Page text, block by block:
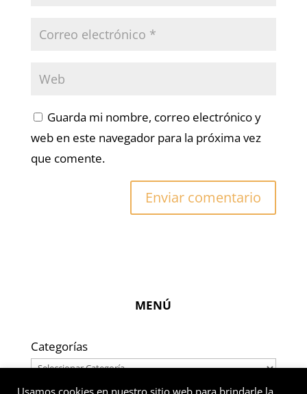
Guarda mi nombre, correo electrónico y
web en este navegador para la próxima vez
que comente.
MENÚ
Categorías
Usamos cookies en nuestro sitio web para brindarle la